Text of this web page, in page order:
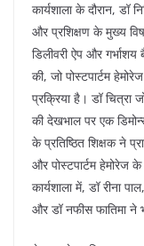
कार्यशाला के दौरान, डॉ
और प्रशिक्षण के मुख्य
डिलीवरी ऐप और
की, जो पोस्टपार्टम
प्रक्रिया है। डॉ
की देखभाल पर एक
के प्रतिष्ठित शिक्षक ने
और पोस्टपार्टम हेमोरेज
कार्यशाला में, डॉ रीना
और डॉ नफीस फातिमा ने